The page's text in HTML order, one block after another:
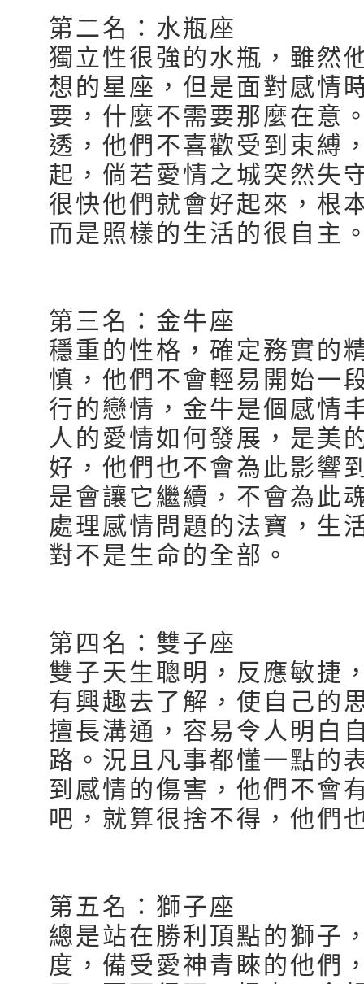
第二名：水瓶座
獨立性很強的水瓶，雖然
想的星座，但是面對感情
要，什麼不需要那麼在意
透，他們不喜歡受到束縛
起，倘若愛情之城突然失
很快他們就會好起來，根
而是照樣的生活的很自主
第三名：金牛座
穩重的性格，確定務實的
慎，他們不會輕易開始一
行的戀情，金牛是個感情
人的愛情如何發展，是美
好，他們也不會為此影響
是會讓它繼續，不會為此
處理感情問題的法寶，生
對不是生命的全部。
第四名：雙子座
雙子天生聰明，反應敏捷
有興趣去了解，使自己的
擅長溝通，容易令人明白
路。況且凡事都懂一點的
到感情的傷害，他們不會
吧，就算很捨不得，他們
第五名：獅子座
總是站在勝利頂點的獅子
度，備受愛神青睞的他們